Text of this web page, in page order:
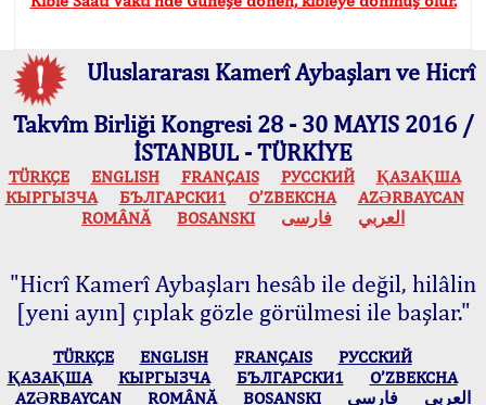
Uluslararası Kamerî Aybaşları ve Hicrî
Takvîm Birliği Kongresi 28 - 30 MAYIS 2016 /
İSTANBUL - TÜRKİYE
TÜRKÇE ENGLISH FRANÇAIS РУССКИЙ
ҚАЗАҚША
КЫPГЫЗЧA
БЪЛГАРСКИ1 O’ZBEKCHA
AZӘRBAYCAN
ROMÂNĂ
BOSANSKI العربي فارسی
"Hicrî Kamerî Aybaşları hesâb ile değil, hilâlin
[yeni ayın] çıplak gözle görülmesi ile başlar."
TÜRKÇE ENGLISH FRANÇAIS
РУССКИЙ
ҚАЗАҚША
КЫPГЫЗЧA БЪЛГАРСКИ1
O’ZBEKCHA
AZӘRBAYCAN
ROMÂNĂ BOSANSKI العربي فارسی